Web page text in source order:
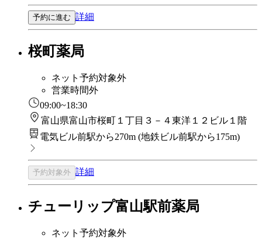
予約に進む 詳細
桜町薬局
ネット予約対象外
営業時間外
09:00~18:30
富山県富山市桜町１丁目３－４東洋１２ビル１階
電気ビル前駅から270m (地鉄ビル前駅から175m)
予約対象外 詳細
チューリップ富山駅前薬局
ネット予約対象外